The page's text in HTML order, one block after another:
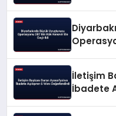
İletişim
İbadete